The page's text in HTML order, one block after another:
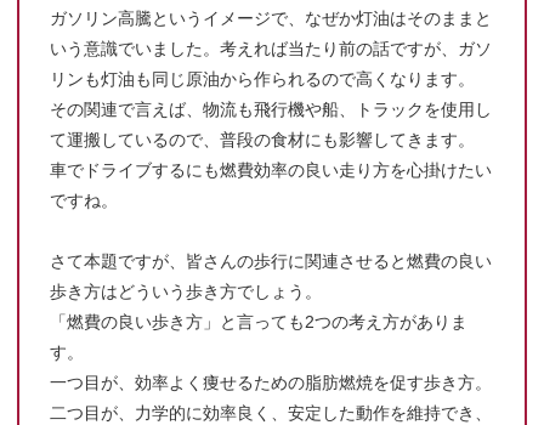
ガソリン高騰というイメージで、なぜか灯油はそのままと
いう意識でいました。考えれば当たり前の話ですが、ガソ
リンも灯油も同じ原油から作られるので高くなります。
その関連で言えば、物流も飛行機や船、トラックを使用し
て運搬しているので、普段の食材にも影響してきます。
車でドライブするにも燃費効率の良い走り方を心掛けたい
ですね。
さて本題ですが、皆さんの歩行に関連させると燃費の良い
歩き方はどういう歩き方でしょう。
「燃費の良い歩き方」と言っても2つの考え方がありま
す。
一つ目が、効率よく痩せるための脂肪燃焼を促す歩き方。
二つ目が、力学的に効率良く、安定した動作を維持でき、